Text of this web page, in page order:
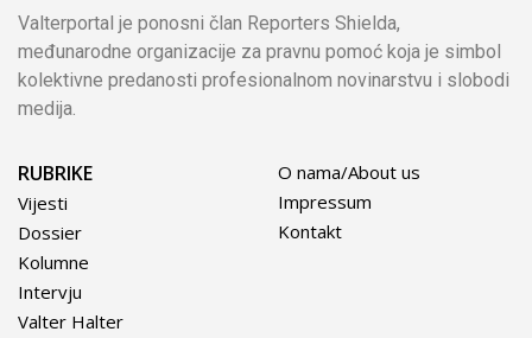
Valterportal je ponosni član Reporters Shielda,
međunarodne organizacije za pravnu pomoć koja je simbol
kolektivne predanosti profesionalnom novinarstvu i slobodi
medija.
RUBRIKE
Vijesti
Dossier
Kolumne
Intervju
Valter Halter
O nama/About us
Impressum
Kontakt